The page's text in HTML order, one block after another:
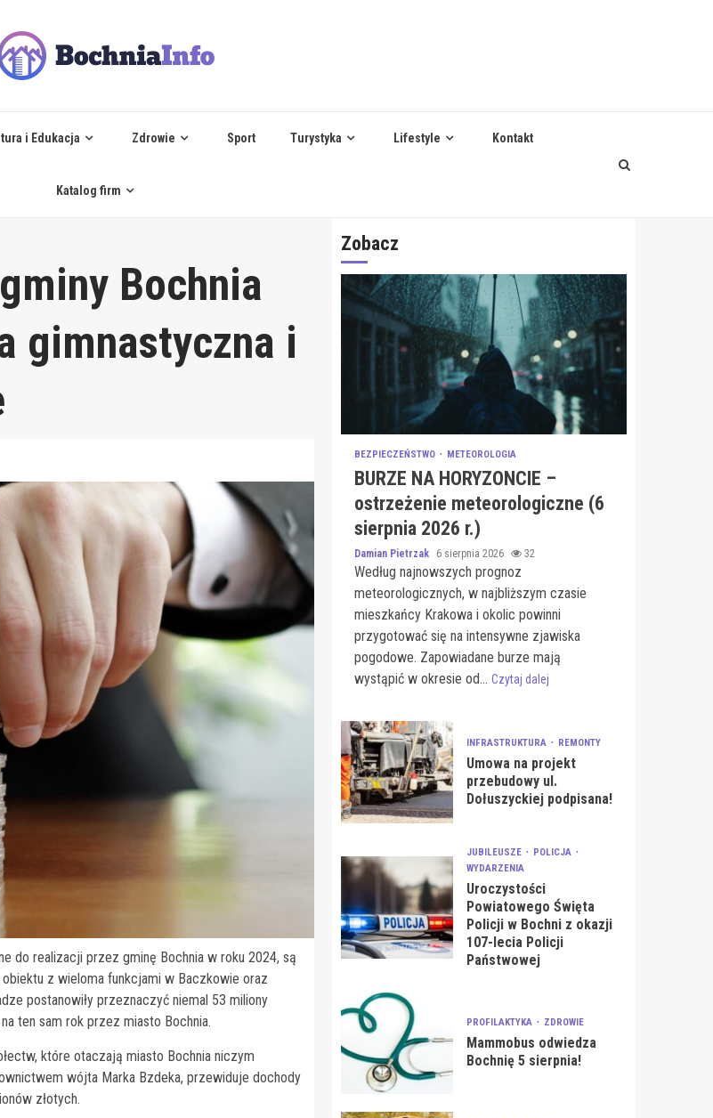
i Edukacja Zdrowie Sport Turystyka Lifestyle Kontakt
Katalog firm
Bochnia
gimnastyczna i
do realizacji przez gminę Bochnia w roku 2024, są
z wieloma funkcjami w Baczkowie oraz
postanowiły przeznaczyć niemal 53 miliony
ten sam rok przez miasto Bochnia.
które otaczają miasto Bochnia niczym
wójta Marka Bzdeka, przewiduje dochody
złotych.
Zobacz
BEZPIECZEŃSTWO METEOROLOGIA
BURZE NA HORYZONCIE –
ostrzeżenie meteorologiczne (6
sierpnia 2026 r.)
Damian Pietrzak 6 sierpnia 2026 32
Według najnowszych prognoz
meteorologicznych, w najbliższym czasie
mieszkańcy Krakowa i okolic powinni
przygotować się na intensywne zjawiska
pogodowe. Zapowiadane burze mają
wystąpić w okresie od... Czytaj dalej
INFRASTRUKTURA REMONTY
Umowa na projekt
przebudowy ul.
Dołuszyckiej podpisana!
JUBILEUSZE
POLICJA
WYDARZENIA
Uroczystości
Powiatowego Święta
Policji w Bochni z okazji
107-lecia Policji
Państwowej
PROFILAKTYKA ZDROWIE
Mammobus odwiedza
Bochnię 5 sierpnia!